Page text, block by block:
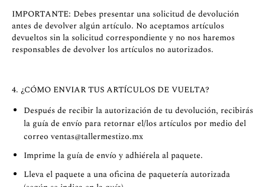
IMPORTANTE: Debes presentar una solicitud de devolución
antes de devolver algún artículo. No aceptamos artículos
devueltos sin la solicitud correspondiente y no nos haremos
responsables de devolver los artículos no autorizados.
4. ¿CÓMO ENVIAR TUS ARTÍCULOS DE VUELTA?
Después de recibir la autorización de tu devolución, recibirás
la guía de envío para retornar el/los artículos por medio del
correo ventas@tallermestizo.mx
Imprime la guía de envío y adhiérela al paquete.
Lleva el paquete a una oficina de paquetería autorizada